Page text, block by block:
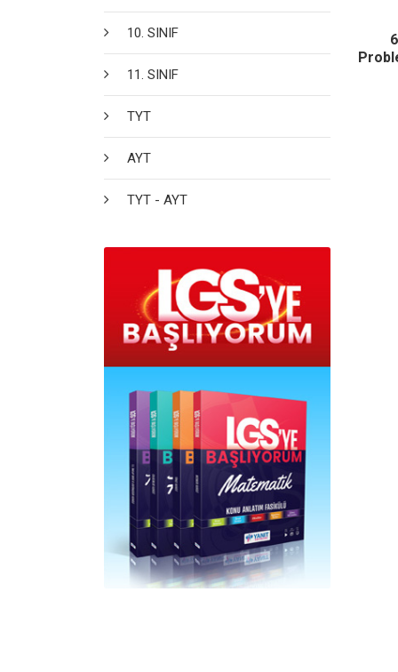
10. SINIF
11. SINIF
TYT
AYT
TYT - AYT